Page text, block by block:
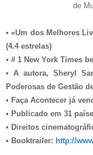
de
• «Um dos Melhores
(4.4 estrelas)
• # 1 New York Times
• A autora, Sheryl
Poderosas de Gestão
• Faça Acontecer já
• Publicado em 31
• Direitos
• Booktrailer: http://